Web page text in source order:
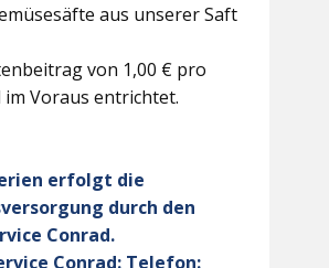
aus unserer Saft
von 1,00 € pro
im Voraus entrichtet.
erfolgt die
durch den
Conrad.
Conrad: Telefon: